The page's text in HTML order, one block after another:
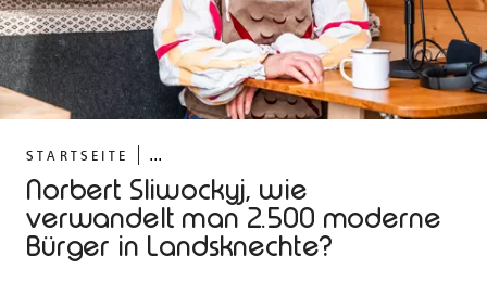
STARTSEITE ...
Norbert Sliwockyj, wie
verwandelt man 2.500 moderne
Bürger in Landsknechte?